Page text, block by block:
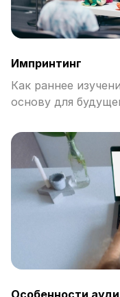
Импринтинг
Как раннее
основу для
Особенности